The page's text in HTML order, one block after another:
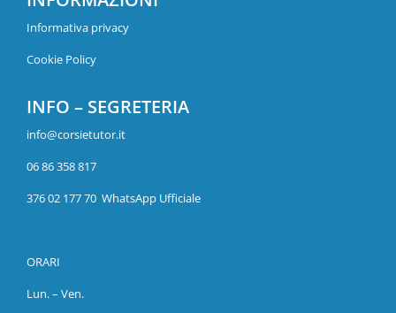
Informativa privacy
Cookie Policy
INFO – SEGRETERIA
info@corsietutor.it
06 86 358 817
376 02 177 70 WhatsApp Ufficiale
ORARI
Lun. – Ven.